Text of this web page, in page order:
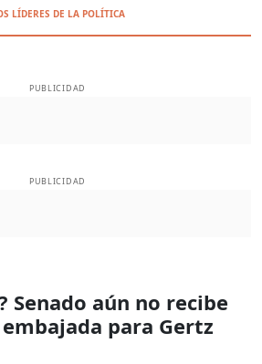
LÍDERES DE LA POLÍTICA
PUBLICIDAD
PUBLICIDAD
Senado aún no recibe
para Gertz